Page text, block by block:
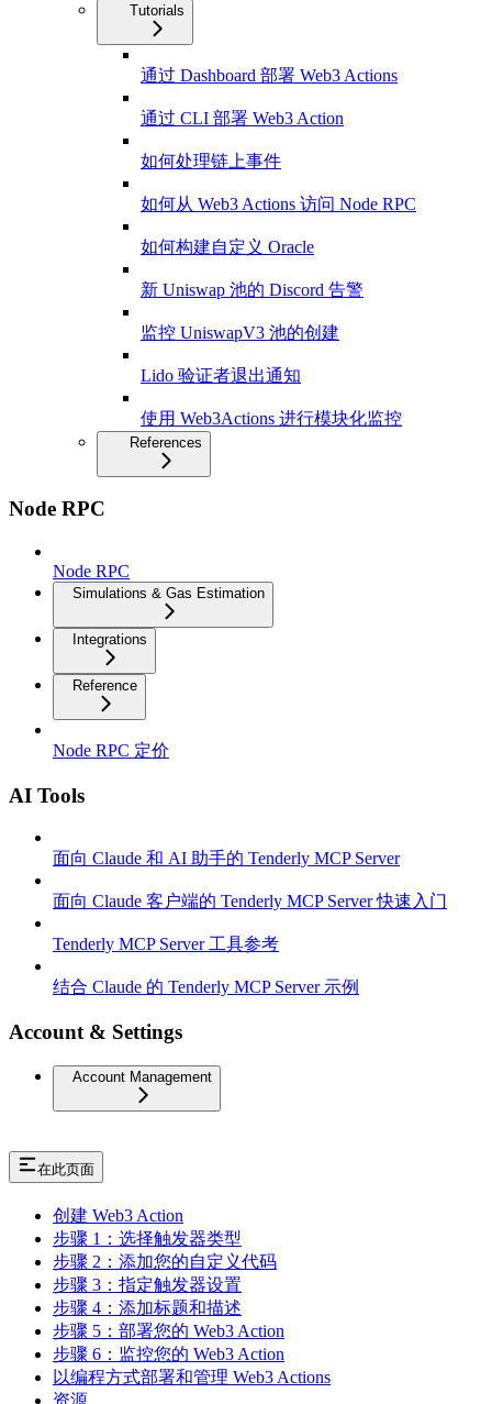
Tutorials
通过 Dashboard 部署 Web3 Actions
通过 CLI 部署 Web3 Action
如何处理链上事件
如何从 Web3 Actions 访问 Node RPC
如何构建自定义 Oracle
新 Uniswap 池的 Discord 告警
监控 UniswapV3 池的创建
Lido 验证者退出通知
使用 Web3Actions 进行模块化监控
References
Node RPC
Node RPC
Simulations & Gas Estimation
Integrations
Reference
Node RPC 定价
AI Tools
面向 Claude 和 AI 助手的 Tenderly MCP Server
面向 Claude 客户端的 Tenderly MCP Server 快速入门
Tenderly MCP Server 工具参考
结合 Claude 的 Tenderly MCP Server 示例
Account & Settings
Account Management
在此页面
创建 Web3 Action
步骤 1：选择触发器类型
步骤 2：添加您的自定义代码
步骤 3：指定触发器设置
步骤 4：添加标题和描述
步骤 5：部署您的 Web3 Action
步骤 6：监控您的 Web3 Action
以编程方式部署和管理 Web3 Actions
资源